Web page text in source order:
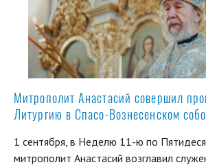
Митрополит Анастасий совершил
Литургию в Спасо-Вознесенском
1 сентября, в Неделю 11-ю по
митрополит Анастасий возглавил